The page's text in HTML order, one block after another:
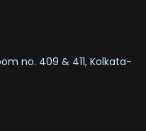
no. 409 & 411, Kolkata-